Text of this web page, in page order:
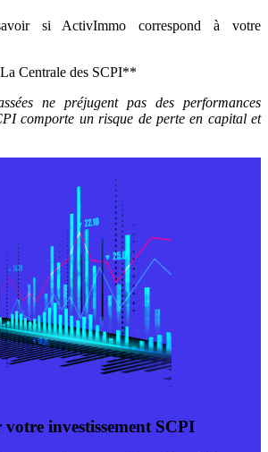
si ActivImmo correspond à votre
Centrale des SCPI**
ne préjugent pas des performances
comporte un risque de perte en capital et
investissement SCPI